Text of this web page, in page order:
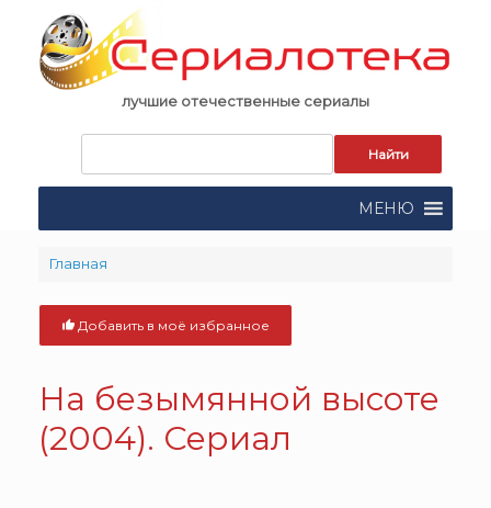
content
лучшие отечественные сериалы
поиска:
МЕНЮ
Главная
Добавить в моё избранное
На безымянной высоте
(2004). Сериал